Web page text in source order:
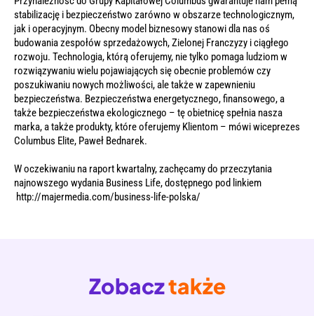
stabilizację i bezpieczeństwo zarówno w obszarze technologicznym,
jak i operacyjnym. Obecny model biznesowy stanowi dla nas oś
budowania zespołów sprzedażowych, Zielonej Franczyzy i ciągłego
rozwoju. Technologia, którą oferujemy, nie tylko pomaga ludziom w
rozwiązywaniu wielu pojawiających się obecnie problemów czy
poszukiwaniu nowych możliwości, ale także w zapewnieniu
bezpieczeństwa. Bezpieczeństwa energetycznego, finansowego, a
także bezpieczeństwa ekologicznego – tę obietnicę spełnia nasza
marka, a także produkty, które oferujemy Klientom – mówi wiceprezes
Columbus Elite, Paweł Bednarek.
W oczekiwaniu na raport kwartalny, zachęcamy do przeczytania
najnowszego wydania Business Life, dostępnego pod linkiem
http://majermedia.com/business-life-polska/
Zobacztakże